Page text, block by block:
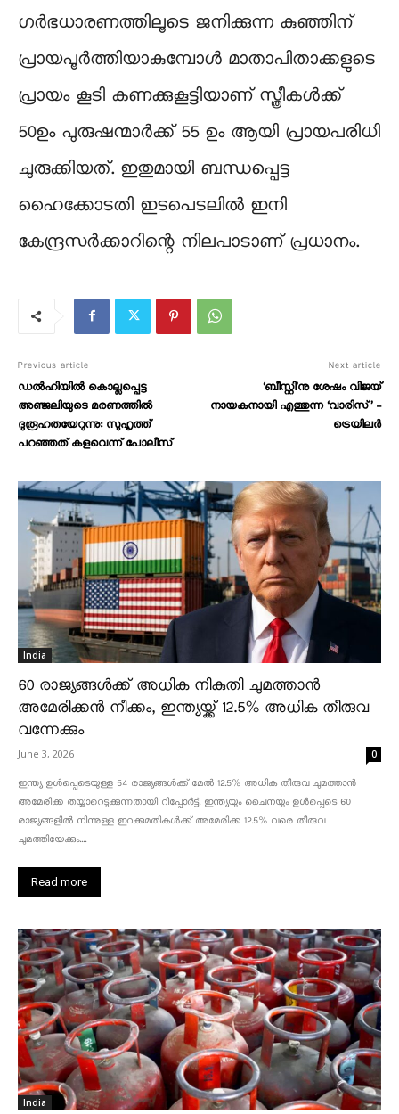
ഗർഭധാരണത്തിലൂടെ ജനിക്കുന്ന കുഞ്ഞിന്
പ്രായപൂർത്തിയാകുമ്പോൾ മാതാപിതാക്കളുടെ
പ്രായം കൂടി കണക്കുകൂട്ടിയാണ് സ്ത്രീകൾക്ക്
50ഉം പുരുഷന്മാർക്ക് 55 ഉം ആയി പ്രായപരിധി
ചുരുക്കിയത്. ഇതുമായി ബന്ധപ്പെട്ട
ഹൈക്കോടതി ഇടപെടലിൽ ഇനി
കേന്ദ്രസർക്കാറിന്റെ നിലപാടാണ് പ്രധാനം.
Previous article
ഡൽഹിയിൽ കൊല്ലപ്പെട്ട
അഞ്ജലിയുടെ മരണത്തിൽ
ദുരൂഹതയേറുന്നു: സുഹൃത്ത്
പറഞ്ഞത് കളവെന്ന് പോലീസ്
Next article
‘ബീസ്റ്റി’നു ശേഷം വിജയ്
നായകനായി എത്തുന്ന ‘വാരിസ്’ –
ട്രെയിലർ
India
60 രാജ്യങ്ങൾക്ക് അധിക നികുതി ചുമത്താൻ
അമേരിക്കൻ നീക്കം, ഇന്ത്യയ്ക്ക് 12.5% അധിക തീരുവ
വന്നേക്കും
June 3, 2026 0
ഇന്ത്യ ഉൾപ്പെടെയുള്ള 54 രാജ്യങ്ങൾക്ക് മേൽ 12.5% അധിക തീരുവ ചുമത്താൻ
അമേരിക്ക തയ്യാറെടുക്കുന്നതായി റിപ്പോർട്ട്. ഇന്ത്യയും ചൈനയും ഉൾപ്പെടെ 60
രാജ്യങ്ങളിൽ നിന്നുള്ള ഇറക്കുമതികൾക്ക് അമേരിക്ക 12.5% ​​വരെ തീരുവ
ചുമത്തിയേക്കും....
Read more
India